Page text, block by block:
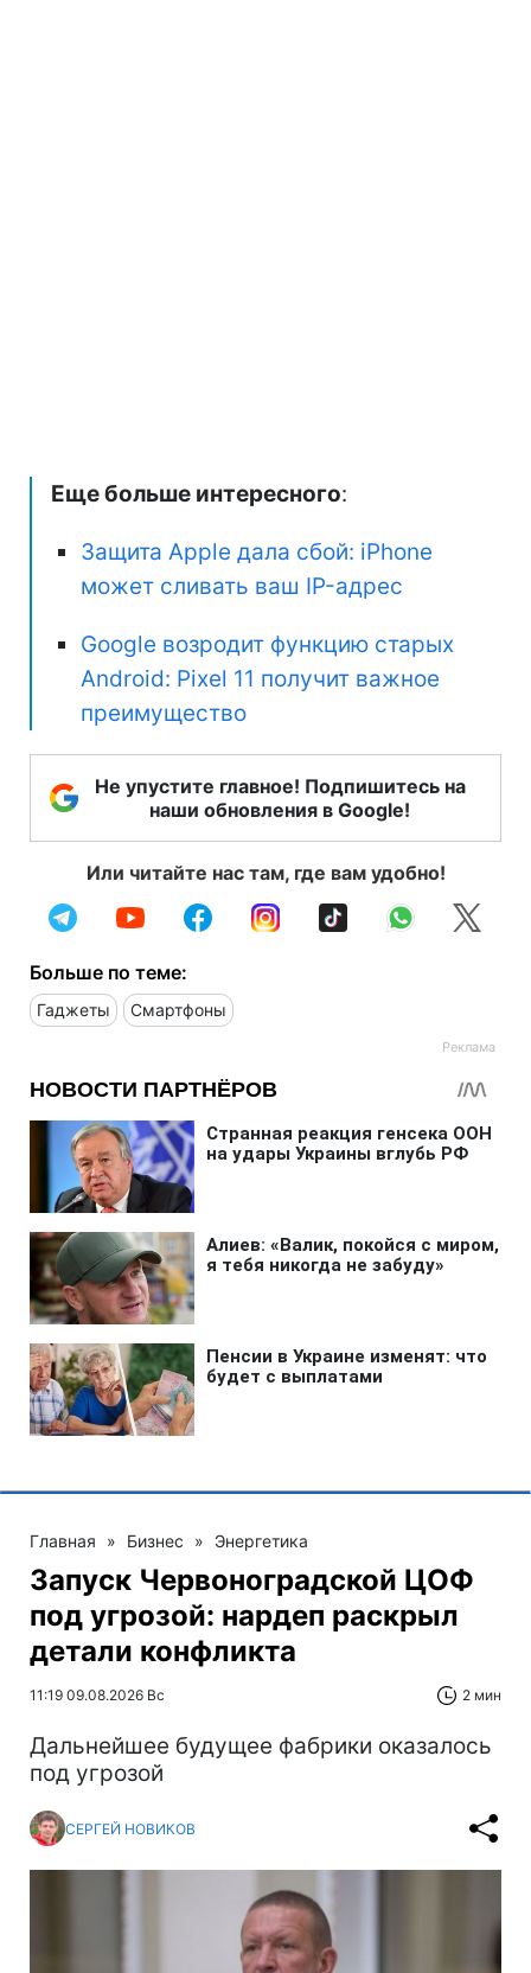
Еще больше интересного:
Защита Apple дала сбой: iPhone
может сливать ваш IP-адрес
Google возродит функцию старых
Android: Pixel 11 получит важное
преимущество
Не упустите главное! Подпишитесь на
наши обновления в Google!
Или читайте нас там, где вам удобно!
Больше по теме:
Гаджеты Смартфоны
Главная » Бизнес » Энергетика
Запуск Червоноградской ЦОФ
под угрозой: нардеп раскрыл
детали конфликта
11:19 09.08.2026 Вс 2 мин
Дальнейшее будущее фабрики оказалось
под угрозой
СЕРГЕЙ НОВИКОВ